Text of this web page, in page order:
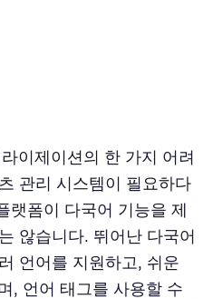
이제이션의 한 가지 어려
관리 시스템이 필요하다
랫폼이 다국어 기능을 제
않습니다. 뛰어난 다국어
언어를 지원하고, 쉬운
, 언어 태그를 사용할 수